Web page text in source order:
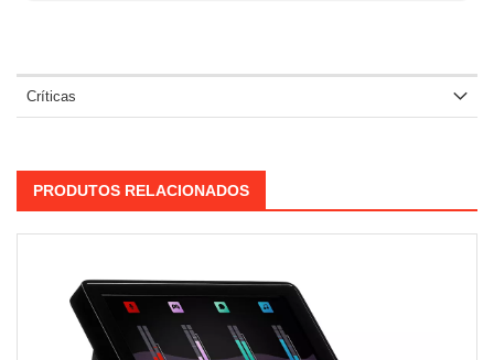
Críticas
PRODUTOS RELACIONADOS